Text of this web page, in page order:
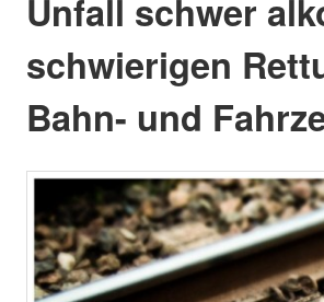
Unfall schwer
schwierigen
Bahn- und